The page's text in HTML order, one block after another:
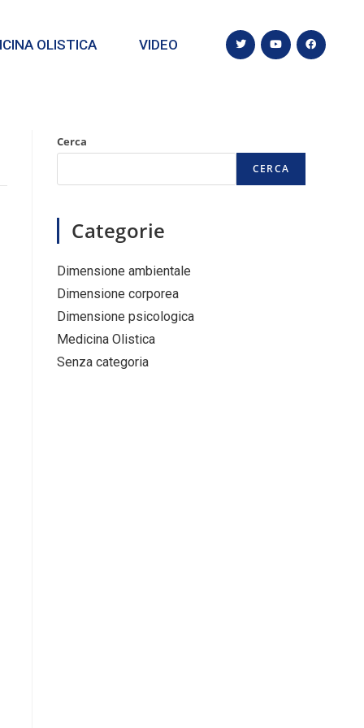
OLISTICA VIDEO
Cerca
CERCA
Categorie
Dimensione ambientale
Dimensione corporea
Dimensione psicologica
Medicina Olistica
Senza categoria